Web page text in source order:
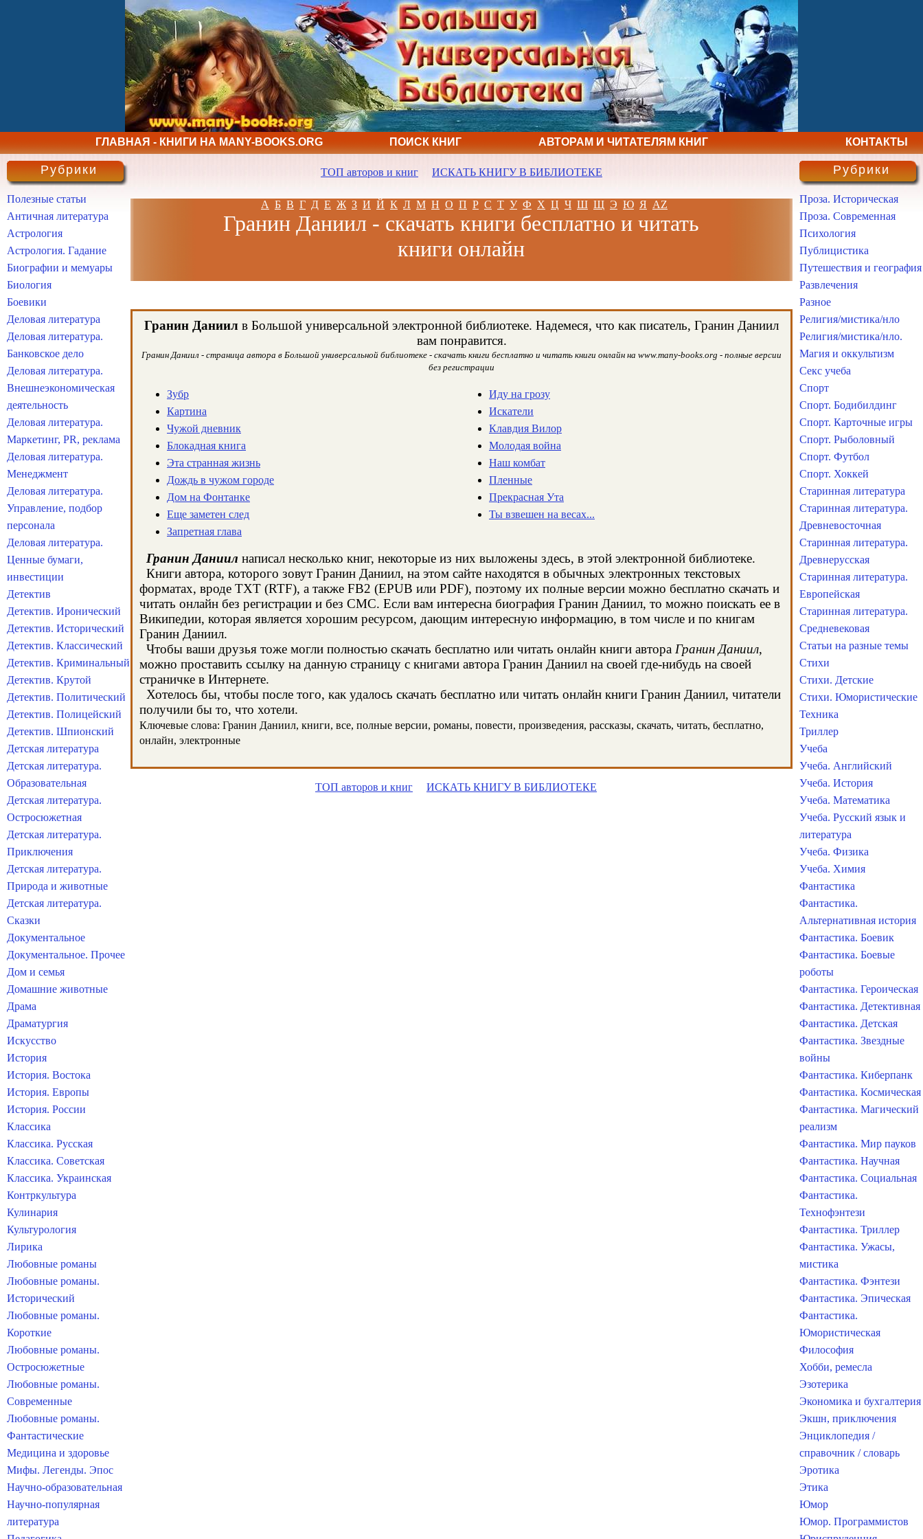
ГЛАВНАЯ - КНИГИ НА MANY-BOOKS.ORG ПОИСК КНИГ АВТОРАМ И ЧИТАТЕЛЯМ КНИГ КОНТАКТЫ
ТОП авторов и книг ИСКАТЬ КНИГУ В БИБЛИОТЕКЕ
А Б В Г Д Е Ж З И Й К Л М Н О П Р С Т У Ф Х Ц Ч Ш Щ Э Ю Я AZ
Гранин Даниил - скачать книги бесплатно и читать
книги онлайн
Гранин Даниил в Большой универсальной электронной библиотеке. Надемеся, что как писатель, Гранин Даниил
вам понравится.
Гранин Даниил - страница автора в Большой универсальной библиотеке - скачать книги бесплатно и читать книги онлайн на www.many-books.org - полные версии
без регистрации
Зубр
Картина
Чужой дневник
Блокадная книга
Эта странная жизнь
Дождь в чужом городе
Дом на Фонтанке
Еще заметен след
Запретная глава
Иду на грозу
Искатели
Клавдия Вилор
Молодая война
Наш комбат
Пленные
Прекрасная Ута
Ты взвешен на весах...
Гранин Даниил написал несколько книг, некоторые из них выложены здесь, в этой электронной библиотеке.
Книги автора, которого зовут Гранин Даниил, на этом сайте находятся в обычных электронных текстовых
форматах, вроде TXT (RTF), а также FB2 (EPUB или PDF), поэтому их полные версии можно бесплатно скачать и
читать онлайн без регистрации и без СМС. Если вам интересна биография Гранин Даниил, то можно поискать ее в
Википедии, которая является хорошим ресурсом, дающим интересную информацию, в том числе и по книгам
Гранин Даниил.
Чтобы ваши друзья тоже могли полностью скачать бесплатно или читать онлайн книги автора Гранин Даниил,
можно проставить ссылку на данную страницу с книгами автора Гранин Даниил на своей где-нибудь на своей
страничке в Интернете.
Хотелось бы, чтобы после того, как удалось скачать бесплатно или читать онлайн книги Гранин Даниил, читатели
получили бы то, что хотели.
Ключевые слова: Гранин Даниил, книги, все, полные версии, романы, повести, произведения, рассказы, скачать, читать, бесплатно,
онлайн, электронные
ТОП авторов и книг ИСКАТЬ КНИГУ В БИБЛИОТЕКЕ
Рубрики
Полезные статьи
Античная литература
Астрология
Астрология. Гадание
Биографии и мемуары
Биология
Боевики
Деловая литература
Деловая литература.
Банковское дело
Деловая литература.
Внешнеэкономическая
деятельность
Деловая литература.
Маркетинг, PR, реклама
Деловая литература.
Менеджмент
Деловая литература.
Управление, подбор
персонала
Деловая литература.
Ценные бумаги,
инвестиции
Детектив
Детектив. Иронический
Детектив. Исторический
Детектив. Классический
Детектив. Криминальный
Детектив. Крутой
Детектив. Политический
Детектив. Полицейский
Детектив. Шпионский
Детская литература
Детская литература.
Образовательная
Детская литература.
Остросюжетная
Детская литература.
Приключения
Детская литература.
Природа и животные
Детская литература.
Сказки
Документальное
Документальное. Прочее
Дом и семья
Домашние животные
Драма
Драматургия
Искусство
История
История. Востока
История. Европы
История. России
Классика
Классика. Русская
Классика. Советская
Классика. Украинская
Контркультура
Кулинария
Культурология
Лирика
Любовные романы
Любовные романы.
Исторический
Любовные романы.
Короткие
Любовные романы.
Остросюжетные
Любовные романы.
Современные
Любовные романы.
Фантастические
Медицина и здоровье
Мифы. Легенды. Эпос
Научно-образовательная
Научно-популярная
литература
Рубрики
Проза. Историческая
Проза. Современная
Психология
Публицистика
Путешествия и география
Развлечения
Разное
Религия/мистика/нло
Религия/мистика/нло.
Магия и оккультизм
Секс учеба
Спорт
Спорт. Бодибилдинг
Спорт. Карточные игры
Спорт. Рыболовный
Спорт. Футбол
Спорт. Хоккей
Старинная литература
Старинная литература.
Древневосточная
Старинная литература.
Древнерусская
Старинная литература.
Европейская
Старинная литература.
Средневековая
Статьи на разные темы
Стихи
Стихи. Детские
Стихи. Юмористические
Техника
Триллер
Учеба
Учеба. Английский
Учеба. История
Учеба. Математика
Учеба. Русский язык и
литература
Учеба. Физика
Учеба. Химия
Фантастика
Фантастика.
Альтернативная история
Фантастика. Боевик
Фантастика. Боевые
роботы
Фантастика. Героическая
Фантастика. Детективная
Фантастика. Детская
Фантастика. Звездные
войны
Фантастика. Киберпанк
Фантастика. Космическая
Фантастика. Магический
реализм
Фантастика. Мир пауков
Фантастика. Научная
Фантастика. Социальная
Фантастика.
Технофэнтези
Фантастика. Триллер
Фантастика. Ужасы,
мистика
Фантастика. Фэнтези
Фантастика. Эпическая
Фантастика.
Юмористическая
Философия
Хобби, ремесла
Эзотерика
Экономика и бухгалтерия
Экшн, приключения
Энциклопедия /
справочник / словарь
Эротика
Этика
Юмор
Юмор. Программистов